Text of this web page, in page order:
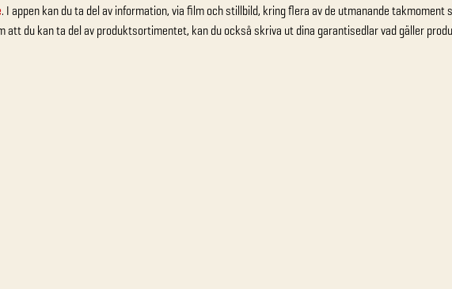
. I appen kan du ta del av information, via film och stillbild, kring flera av de utmanande takmoment
att du kan ta del av produktsortimentet, kan du också skriva ut dina garantisedlar vad gäller